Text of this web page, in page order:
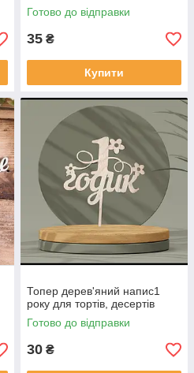
Готово до відправки
35 ₴
Купити
Топер дерев'яний напис1
року для тортів, десертів
Готово до відправки
30 ₴